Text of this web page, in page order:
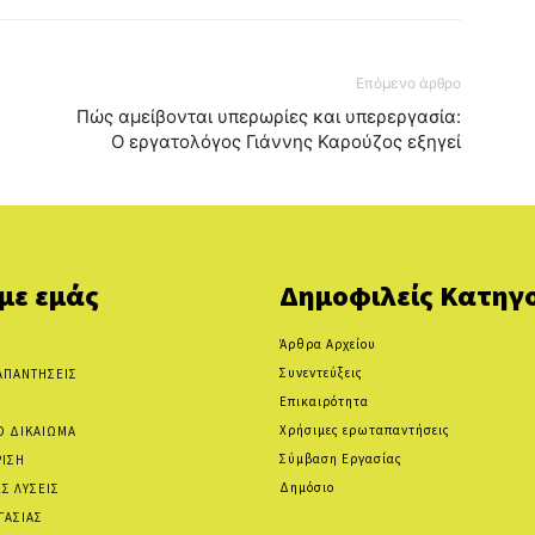
Επόμενο άρθρο
Πώς αμείβονται υπερωρίες και υπερεργασία:
Ο εργατολόγος Γιάννης Καρούζος εξηγεί
εμάς
ΔΙΚΑΙΩΜΑ
ΛΥΣΕΙΣ
Δημοφιλείς
Άρθρα Αρχείου
Συνεντεύξεις
Επικαιρότητα
Χρήσιμες ερωταπαντήσεις
Σύμβαση Εργασίας
Δημόσιο